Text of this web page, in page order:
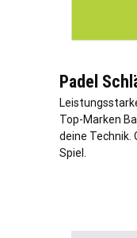
Padel
Top-Marken
deine Technik.
Spiel.